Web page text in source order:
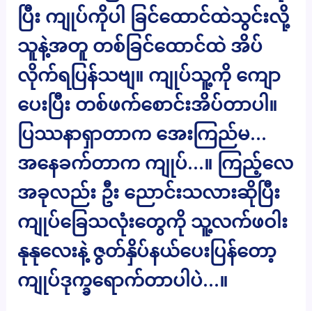
ပြီး ကျုပ်ကိုပါ ခြင်ထောင်ထဲသွင်းလို့
သူနဲ့အတူ တစ်ခြင်ထောင်ထဲ အိပ်
လိုက်ရပြန်သဗျ။ ကျုပ်သူ့ကို ကျော
ပေးပြီး တစ်ဖက်စောင်းအိပ်တာပါ။
ပြဿနာရှာတာက အေးကြည်မ…
အနေခက်တာက ကျုပ်…။ ကြည့်လေ
အခုလည်း ဦး ညောင်းသလားဆိုပြီး
ကျုပ်ခြေသလုံးတွေကို သူ့လက်ဖဝါး
နုနုလေးနဲ့ ဇွတ်နှိပ်နယ်ပေးပြန်တော့
ကျုပ်ဒုက္ခရောက်တာပါပဲ…။